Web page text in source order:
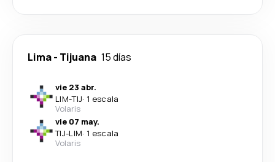
Lima- Tijuana 15 días
vie 23 abr.
LIM-TIJ· 1 escala
Volaris
vie 07 may.
TIJ-LIM· 1 escala
Volaris